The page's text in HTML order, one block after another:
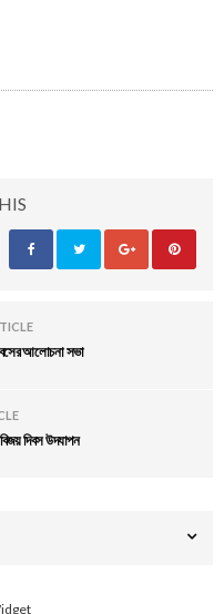
আলোচনা সভা
দিবস উদযাপন